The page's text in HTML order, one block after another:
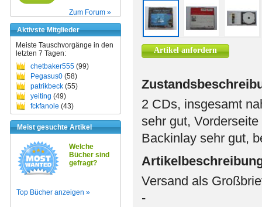
Zum Forum »
Aktivste Mitglieder
Meiste Tauschvorgänge in den
letzten 7 Tagen:
chetbaker555 (99)
Pegasus0 (58)
patrikbeck (55)
yeiting (49)
fckfanole (43)
Meist gesuchte Artikel
Welche
Bücher sind
gefragt?
Top Bücher anzeigen »
Artikel anfordern
2 CDs, insgesamt
sehr gut,
Backinlay sehr gut,
Versand als
-